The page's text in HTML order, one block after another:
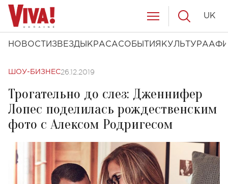
НОВОСТИ ЗВЕЗДЫ КРАСАСОБЫТИЯ КУЛЬТУРА
UK
ШОУ-БИЗНЕС26.12.2019
Трогательно до слез: Дженнифер
Лопес поделилась рождественским
фото с Алексом Родригесом